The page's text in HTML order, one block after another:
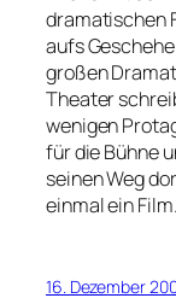
dramatischen
aufs
großen
Theater
wenigen
für die Bühne
seinen Weg
einmal ein
16. Dezember